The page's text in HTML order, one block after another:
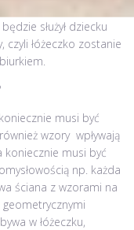
służył dziecku
łóżeczko zostanie
musi być
wzory wpływają
musi być
np. każda
ściana z wzorami na
w łóżeczku,